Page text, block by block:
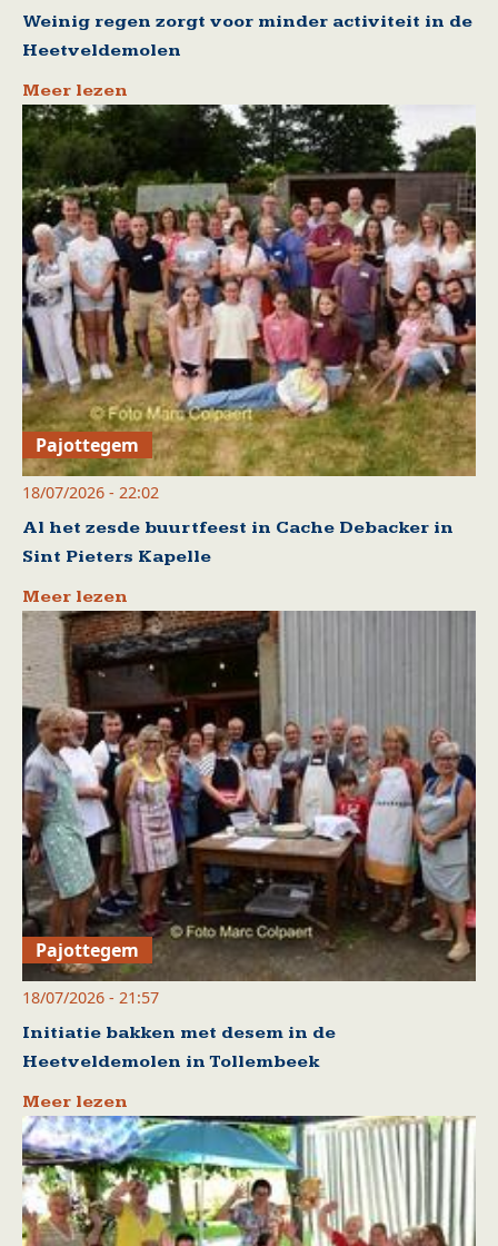
Weinig regen zorgt voor minder activiteit in de
Heetveldemolen
Meer lezen
Pajottegem
18/07/2026 - 22:02
Al het zesde buurtfeest in Cache Debacker in
Sint Pieters Kapelle
Meer lezen
Pajottegem
18/07/2026 - 21:57
Initiatie bakken met desem in de
Heetveldemolen in Tollembeek
Meer lezen